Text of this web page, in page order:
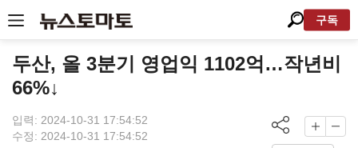
구독
두산, 올 3분기 영업익 1102억…작년비
66%↓
입력: 2024-10-31 17:54:52
수정: 2024-10-31 17:54:52